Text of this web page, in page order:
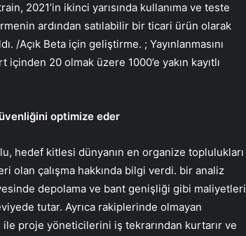
2021’in ikinci yarısında kullanıma ve teste
ardından satılabilir bir ticari ürün olarak
/Açık Beta için geliştirme. ; Yayınlanmasını
içinden 20 olmak üzere 1000’e yakın kayıtlı
optimize eder
hedef kitlesi dünyanın en organize toplulukları
olan çalışma hakkında bilgi verdi. bir analiz
depolama ve bant genişliği gibi maliyetleri
tutar. Ayrıca rakiplerinde olmayan
proje yöneticilerini iş tekrarından kurtarır ve